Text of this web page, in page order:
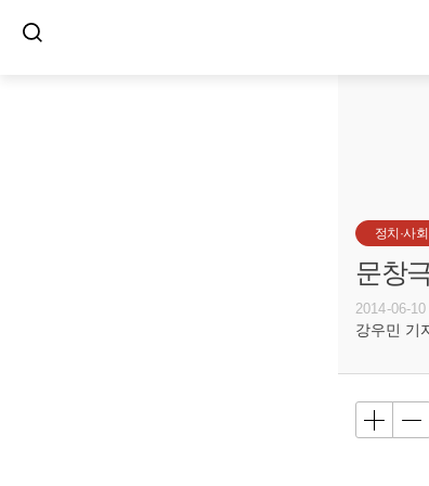
정치·사회
문창
2014-06-
강우민 기